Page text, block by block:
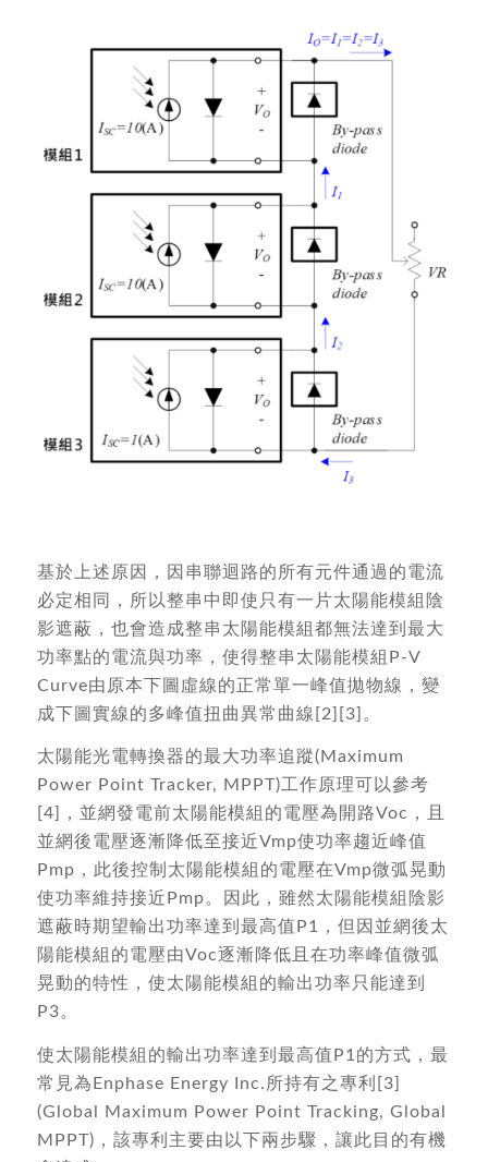
基於上述原因，因串聯迴路的所有元件通過的電流
必定相同，所以整串中即使只有一片太陽能模組陰
影遮蔽，也會造成整串太陽能模組都無法達到最大
功率點的電流與功率，使得整串太陽能模組P-V
Curve由原本下圖虛線的正常單一峰值拋物線，變
成下圖實線的多峰值扭曲異常曲線[2][3]。
太陽能光電轉換器的最大功率追蹤(Maximum
Power Point Tracker, MPPT)工作原理可以參考
[4]，並網發電前太陽能模組的電壓為開路Voc，且
並網後電壓逐漸降低至接近Vmp使功率趨近峰值
Pmp，此後控制太陽能模組的電壓在Vmp微弧晃動
使功率維持接近Pmp。因此，雖然太陽能模組陰影
遮蔽時期望輸出功率達到最高值P1，但因並網後太
陽能模組的電壓由Voc逐漸降低且在功率峰值微弧
晃動的特性，使太陽能模組的輸出功率只能達到
P3。
使太陽能模組的輸出功率達到最高值P1的方式，最
常見為Enphase Energy Inc.所持有之專利[3]
(Global Maximum Power Point Tracking, Global
MPPT)，該專利主要由以下兩步驟，讓此目的有機